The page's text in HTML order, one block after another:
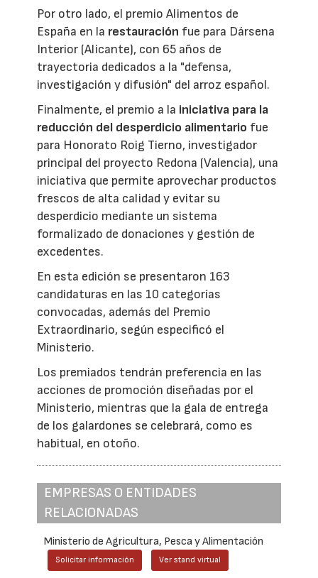
Por otro lado, el premio Alimentos de
España en la restauración fue para Dársena
Interior (Alicante), con 65 años de
trayectoria dedicados a la "defensa,
investigación y difusión" del arroz español.
Finalmente, el premio a la iniciativa para la
reducción del desperdicio alimentario fue
para Honorato Roig Tierno, investigador
principal del proyecto Redona (Valencia), una
iniciativa que permite aprovechar productos
frescos de alta calidad y evitar su
desperdicio mediante un sistema
formalizado de donaciones y gestión de
excedentes.
En esta edición se presentaron 163
candidaturas en las 10 categorías
convocadas, además del Premio
Extraordinario, según especificó el
Ministerio.
Los premiados tendrán preferencia en las
acciones de promoción diseñadas por el
Ministerio, mientras que la gala de entrega
de los galardones se celebrará, como es
habitual, en otoño.
EMPRESAS O ENTIDADES
RELACIONADAS
Ministerio de Agricultura, Pesca y Alimentación
Solicitar información Ver stand virtual